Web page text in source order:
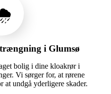
i Glumsø
bolig i dine kloakrør i
Vi sørger for, at rørene
at undgå yderligere skader.